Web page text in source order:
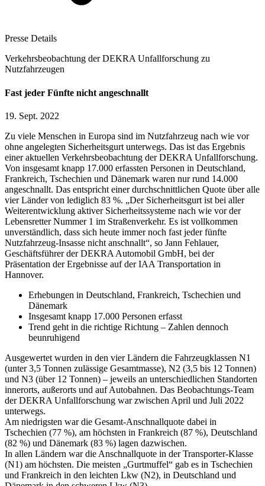
Presse Details
Verkehrsbeobachtung der DEKRA Unfallforschung zu
Nutzfahrzeugen
Fast jeder Fünfte nicht angeschnallt
19. Sept. 2022
Zu viele Menschen in Europa sind im Nutzfahrzeug nach wie vor
ohne angelegten Sicherheitsgurt unterwegs. Das ist das Ergebnis
einer aktuellen Verkehrsbeobachtung der DEKRA Unfallforschung.
Von insgesamt knapp 17.000 erfassten Personen in Deutschland,
Frankreich, Tschechien und Dänemark waren nur rund 14.000
angeschnallt. Das entspricht einer durchschnittlichen Quote über alle
vier Länder von lediglich 83 %. „Der Sicherheitsgurt ist bei aller
Weiterentwicklung aktiver Sicherheitssysteme nach wie vor der
Lebensretter Nummer 1 im Straßenverkehr. Es ist vollkommen
unverständlich, dass sich heute immer noch fast jeder fünfte
Nutzfahrzeug-Insasse nicht anschnallt“, so Jann Fehlauer,
Geschäftsführer der DEKRA Automobil GmbH, bei der
Präsentation der Ergebnisse auf der IAA Transportation in
Hannover.
Erhebungen in Deutschland, Frankreich, Tschechien und
Dänemark
Insgesamt knapp 17.000 Personen erfasst
Trend geht in die richtige Richtung – Zahlen dennoch
beunruhigend
Ausgewertet wurden in den vier Ländern die Fahrzeugklassen N1
(unter 3,5 Tonnen zulässige Gesamtmasse), N2 (3,5 bis 12 Tonnen)
und N3 (über 12 Tonnen) – jeweils an unterschiedlichen Standorten
innerorts, außerorts und auf Autobahnen. Das Beobachtungs-Team
der DEKRA Unfallforschung war zwischen April und Juli 2022
unterwegs.
Am niedrigsten war die Gesamt-Anschnallquote dabei in
Tschechien (77 %), am höchsten in Frankreich (87 %), Deutschland
(82 %) und Dänemark (83 %) lagen dazwischen.
In allen Ländern war die Anschnallquote in der Transporter-Klasse
(N1) am höchsten. Die meisten „Gurtmuffel“ gab es in Tschechien
und Frankreich in den leichten Lkw (N2), in Deutschland und